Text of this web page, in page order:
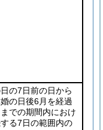
の7日前の日から
の日後6月を経過
での期間内におけ
る7日の範囲内の